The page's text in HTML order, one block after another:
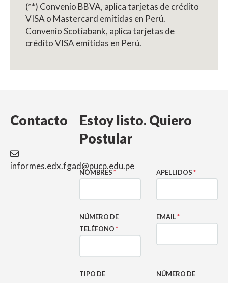
(**) Convenio BBVA, aplica tarjetas de crédito
VISA o Mastercard emitidas en Perú.
Convenio Scotiabank, aplica tarjetas de
crédito VISA emitidas en Perú.
Contacto
informes.edx.fgad@pucp.edu.pe
Estoy listo. Quiero
Postular
NOMBRES* APELLIDOS*
NÚMERO DE
TELÉFONO*
EMAIL*
TIPO DE
NÚMERO DE